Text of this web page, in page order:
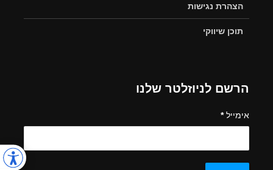
הצהרת נגישות
תוכן שיווקי
הרשם לניוזלטר שלנו
אימייל*